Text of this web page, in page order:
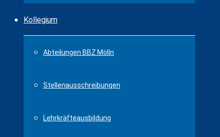
Kollegium
Abteilungen BBZ Mölln
Stellenausschreibungen
Lehrkräfteausbildung